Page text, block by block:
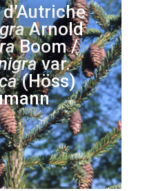
Arnold
Boom /
var.
(Höss)